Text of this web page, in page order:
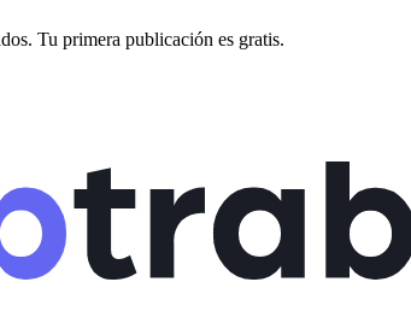
Tu primera publicación es gratis.